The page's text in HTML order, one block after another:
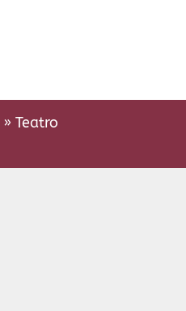
» Teatro